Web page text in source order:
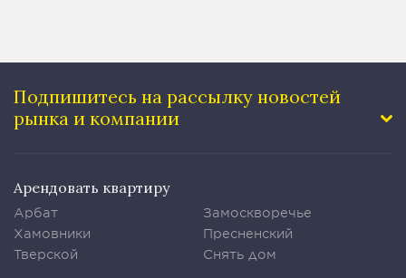
Подпишитесь на рассылку новостей
рынка и компании
Арендовать квартиру
Арбат
Хамовники
Тверской
Замоскворечье
Пресненский
Снять дом